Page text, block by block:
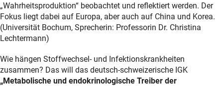
„Wahrheitsproduktion“ beobachtet und reflektiert werden. Der
Fokus liegt dabei auf Europa, aber auch auf China und Korea.
(Universität Bochum, Sprecherin: Professorin Dr. Christina
Lechtermann)
Wie hängen Stoffwechsel- und Infektionskrankheiten
zusammen? Das will das deutsch-schweizerische IGK
„Metabolische und endokrinologische Treiber der